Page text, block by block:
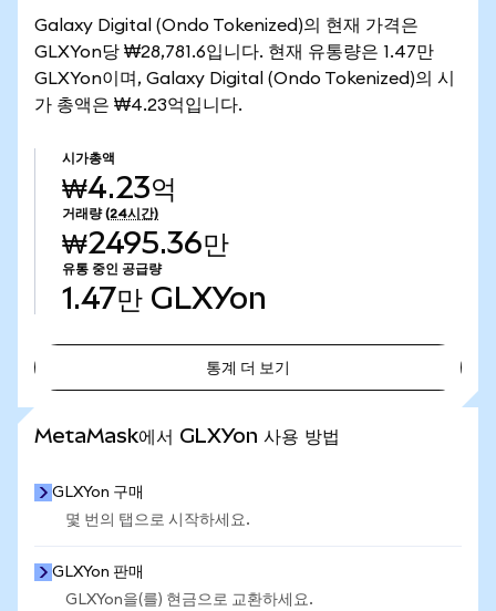
Galaxy Digital (Ondo Tokenized)의 현재 가격은
GLXYon당 ₩28,781.6입니다. 현재 유통량은 1.47만
GLXYon이며, Galaxy Digital (Ondo Tokenized)의 시
가 총액은 ₩4.23억입니다.
시가총액
₩4.23억
거래량 (24시간)
₩2495.36만
유통 중인 공급량
1.47만 GLXYon
통계 더 보기
MetaMask에서 GLXYon 사용 방법
GLXYon 구매
몇 번의 탭으로 시작하세요.
GLXYon 판매
GLXYon을(를) 현금으로 교환하세요.